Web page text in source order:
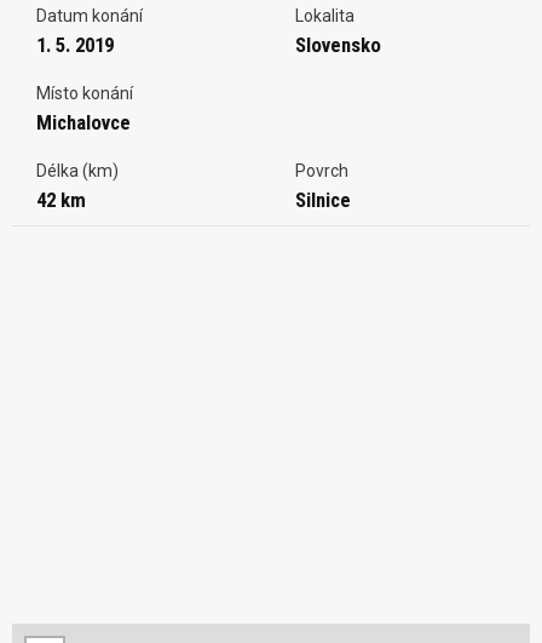
Datum konání
1. 5. 2019
Lokalita
Slovensko
Místo konání
Michalovce
Délka (km)
42 km
Povrch
Silnice